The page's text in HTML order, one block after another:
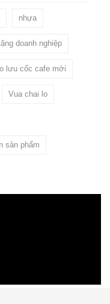
nhựa
doanh nghiệp
lưu cốc cafe mới
Vua chai lo
sản phẩm